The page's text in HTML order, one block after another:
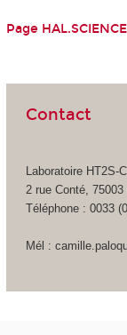
Page
Contact
Laboratoire HT2S-
2 rue Conté, 75003
Téléphone : 0033
Mél :